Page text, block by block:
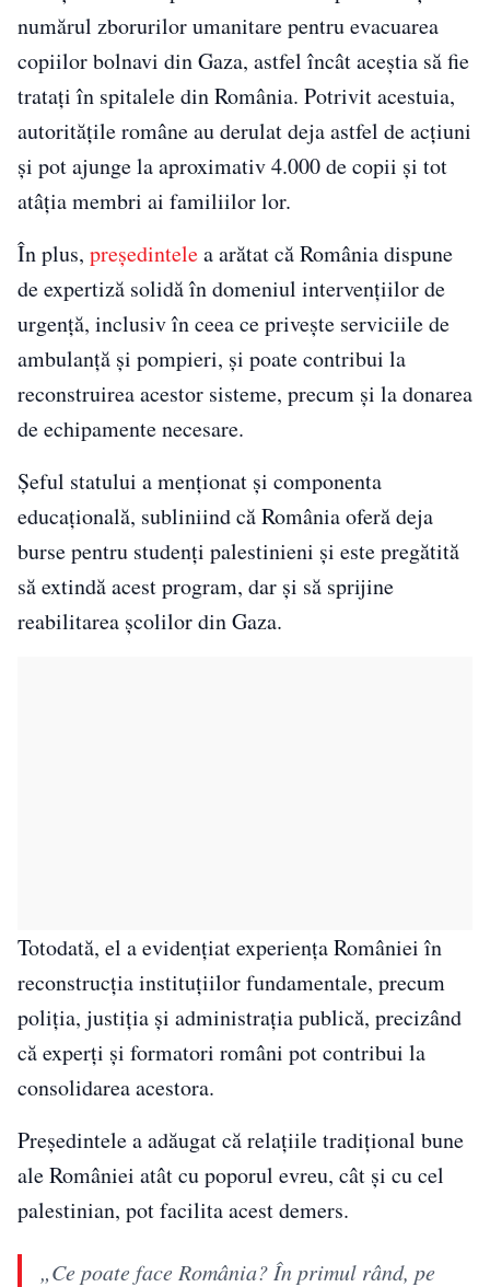
numărul zborurilor umanitare pentru evacuarea
copiilor bolnavi din Gaza, astfel încât aceștia să fie
tratați în spitalele din România. Potrivit acestuia,
autoritățile române au derulat deja astfel de acțiuni
și pot ajunge la aproximativ 4.000 de copii și tot
atâția membri ai familiilor lor.
În plus, președintelea arătat că România dispune
de expertiză solidă în domeniul intervențiilor de
urgență, inclusiv în ceea ce privește serviciile de
ambulanță și pompieri, și poate contribui la
reconstruirea acestor sisteme, precum și la donarea
de echipamente necesare.
Șeful statului a menționat și componenta
educațională, subliniind că România oferă deja
burse pentru studenți palestinieni și este pregătită
să extindă acest program, dar și să sprijine
reabilitarea școlilor din Gaza.
Totodată, el a evidențiat experiența României în
reconstrucția instituțiilor fundamentale, precum
poliția, justiția și administrația publică, precizând
că experți și formatori români pot contribui la
consolidarea acestora.
Președintele a adăugat că relațiile tradițional bune
ale României atât cu poporul evreu, cât și cu cel
palestinian, pot facilita acest demers.
„Ce poate face România? În primul rând, pe